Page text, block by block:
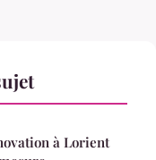
à Lorient